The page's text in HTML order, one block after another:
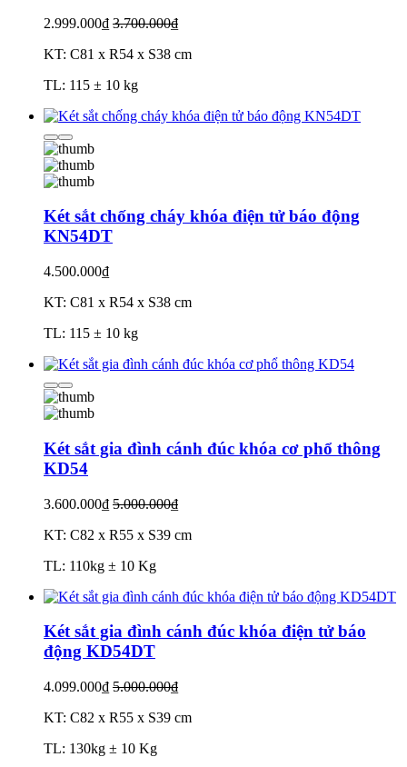
2.999.000₫ 3.700.000₫
KT: C81 x R54 x S38 cm
TL: 115 ± 10 kg
Két sắt chống cháy khóa điện tử báo động
KN54DT
4.500.000₫
KT: C81 x R54 x S38 cm
TL: 115 ± 10 kg
Két sắt gia đình cánh đúc khóa cơ phổ thông
KD54
3.600.000₫ 5.000.000₫
KT: C82 x R55 x S39 cm
TL: 110kg ± 10 Kg
Két sắt gia đình cánh đúc khóa điện tử báo
động KD54DT
4.099.000₫ 5.000.000₫
KT: C82 x R55 x S39 cm
TL: 130kg ± 10 Kg